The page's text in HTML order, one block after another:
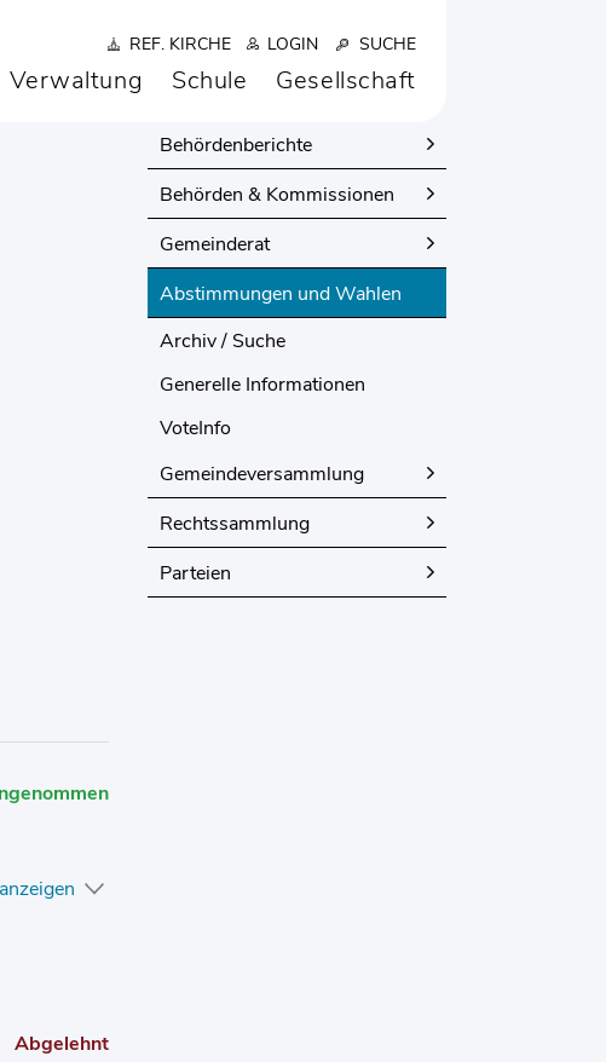
REF. KIRCHE LOGIN SUCHE
Verwaltung Schule Gesellschaft
Abgelehnt
POLITIK
Behördenberichte
Behörden & Kommissionen
Gemeinderat
Abstimmungen und Wahlen
Archiv / Suche
Generelle Informationen
VoteInfo
Gemeindeversammlung
Rechtssammlung
Parteien